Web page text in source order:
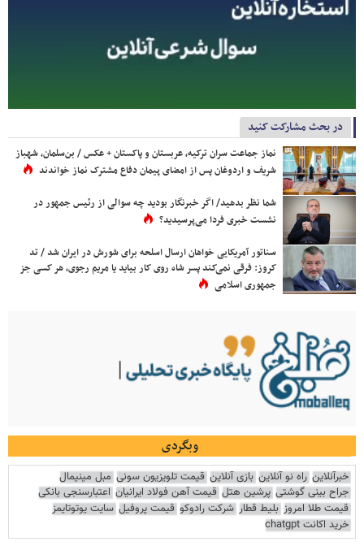
در بحث مشارکت کنید
نماز جماعت سران ترکیه، عربستان و پاکستان + عکس / بن‌سلمان، شهباز
شریف و اردوغان پس از امضای پیمان دفاع مشترک نماز خواندند
شما نظر بدهید/ اگر خبرنگار بودید چه سوالی از رئیس جمهور در
نشست خبری فردا می‌پرسیدید؟
سناتور آمریکایی خواهان ارسال اسلحه برای شورش در ایران شد / تد
کروز: فرقی نمی‌کند پسر شاه روی کار بیاید یا مریم رجوی، هر کسی جز
جمهوری اسلامی
وبگردی
خبرآنلاین راه نو آنلاین بازی آنلاین قیمت تلویزیون سونی مبل مینیمال
جراح بینی گوشتی پرشین هتل قیمت آهن فولاد ایرانیان اعتبارسنجی بانکی
قیمت طلا امروز بلیط قطار شرکت رادوکو قیمت پروفیل سایت یوتوتایمز
خرید اکانت chatgpt